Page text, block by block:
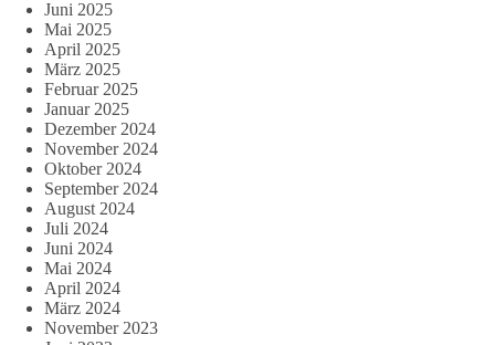
Juni 2025
Mai 2025
April 2025
März 2025
Februar 2025
Januar 2025
Dezember 2024
November 2024
Oktober 2024
September 2024
August 2024
Juli 2024
Juni 2024
Mai 2024
April 2024
März 2024
November 2023